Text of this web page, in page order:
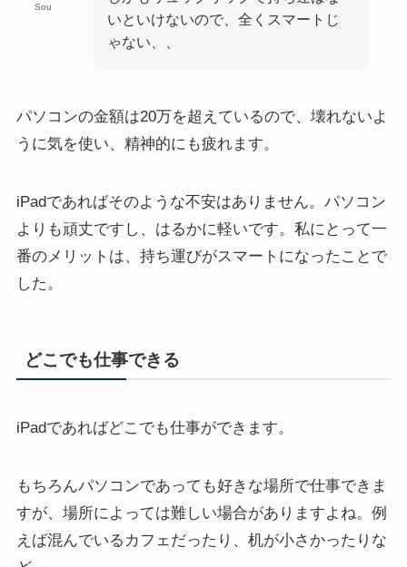
Sou
いといけないので、全くスマートじ
ゃない、、
パソコンの金額は20万を超えているので、壊れないよ
うに気を使い、精神的にも疲れます。
iPadであればそのような不安はありません。パソコン
よりも頑丈ですし、はるかに軽いです。私にとって一
番のメリットは、持ち運びがスマートになったことで
した。
どこでも仕事できる
iPadであればどこでも仕事ができます。
もちろんパソコンであっても好きな場所で仕事できま
すが、場所によっては難しい場合がありますよね。例
えば混んでいるカフェだったり、机が小さかったりな